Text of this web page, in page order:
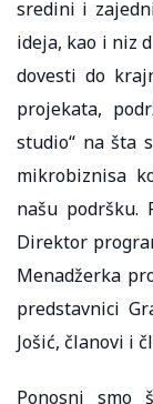
sredini i
ideja, kao i niz
dovesti do
projekata,
studio“ na šta
mikrobiznisa
našu podršku.
Direktor
Menadžerka
predstavnici
Jošić, članovi i
Ponosni